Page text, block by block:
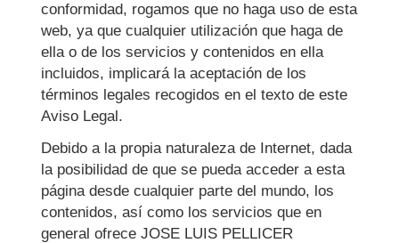
conformidad, rogamos que no haga uso de esta
web, ya que cualquier utilización que haga de
ella o de los servicios y contenidos en ella
incluidos, implicará la aceptación de los
términos legales recogidos en el texto de este
Aviso Legal.
Debido a la propia naturaleza de Internet, dada
la posibilidad de que se pueda acceder a esta
página desde cualquier parte del mundo, los
contenidos, así como los servicios que en
general ofrece JOSE LUIS PELLICER